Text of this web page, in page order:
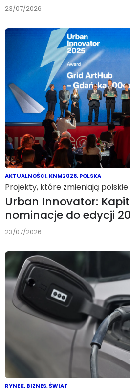
23/07/2026
AKTUALNOŚCI,KNM2026,POLSKA
Projekty, które zmieniają
Urban Innovator:
nominacje do edycji
23/07/2026
RYNEK,BIZNES,ŚWIAT